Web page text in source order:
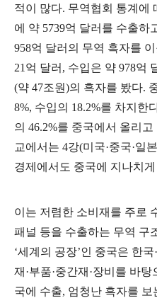
적이 많다. 무역협회 통계에
에 약 5739억 달러를 수출하
958억 달러의 무역 흑자를
21 억 달러 , 수입은 약 978억
(약 47조원)의 흑자를 봤다.
8%, 수입의 18.2%를 차지한
의 46.2%를 중국에서 올리
교에서는 4강(미국·중국·일본
경제에서도 중국에 지나치
이는 저렴한 소비재를 주로
패널 등을 수출하는 무역 구
‘세계의 공장’인 중국은 한국·
재 ·부품·중간재 ·장비를 바탕
국에 수출, 엄청난 흑자를 보